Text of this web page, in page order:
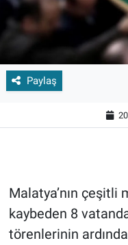
Paylaş
Malatya’nın çeşitli
kaybeden 8
törenlerinin